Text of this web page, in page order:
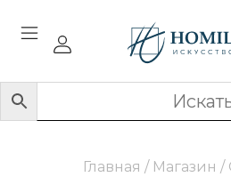
Главная / Магазин /